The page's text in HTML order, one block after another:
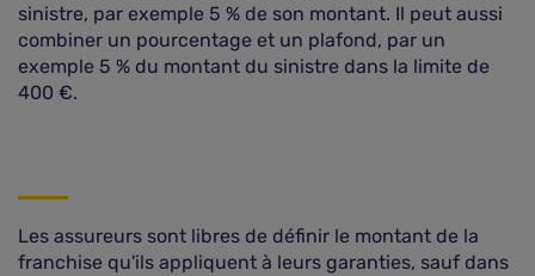
sinistre, par exemple 5 % de son montant. Il peut aussi
combiner un pourcentage et un plafond, par un
exemple 5 % du montant du sinistre dans la limite de
400 €.
Les assureurs sont libres de définir le montant de la
franchise qu'ils appliquent à leurs garanties, sauf dans